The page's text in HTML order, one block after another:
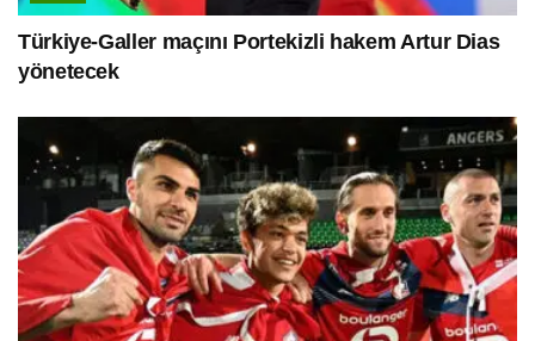
Türkiye-Galler maçını Portekizli hakem Artur Dias
yönetecek